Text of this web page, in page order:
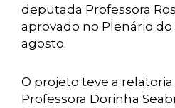
deputada Professora
aprovado no Plenário do
agosto.
O projeto teve a
Professora Dorinha